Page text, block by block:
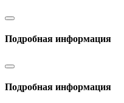
Подробная информация
Подробная информация